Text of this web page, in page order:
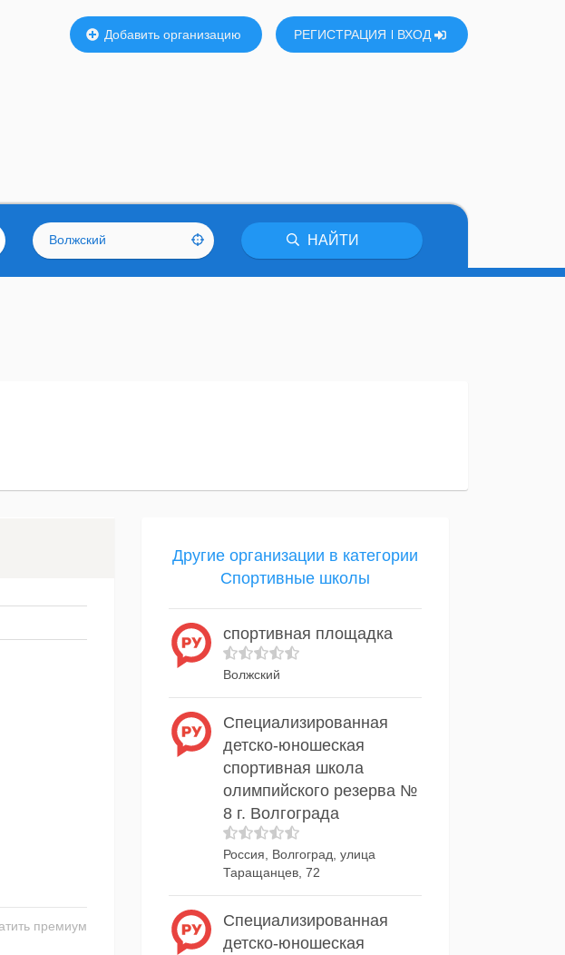
Добавить организацию РЕГИСТРАЦИЯ ВХОД
Волжский НАЙТИ
премиум
Другие организации в категории
Спортивные школы
спортивная площадка
Волжский
Специализированная
детско-юношеская
спортивная школа
олимпийского резерва №
8 г. Волгограда
Россия, Волгоград, улица
Таращанцев, 72
Специализированная
детско-юношеская